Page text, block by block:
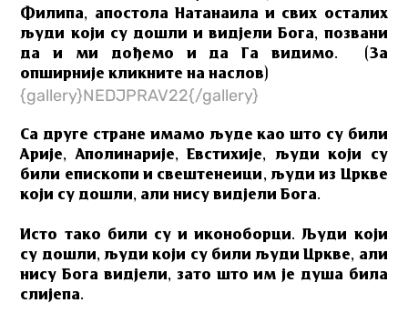
Филипа, апостола Натанаила и свих осталих
људи који су дошли и видјели Бога, позвани
да и ми дођемо и да Га видимо.
(За
опширније кликните на наслов)
{gallery}NEDJPRAV22{/gallery}
Са друге стране имамо људе као што су били
Арије, Аполинарије, Евстихије, људи који су
били епископи и свештенеици, људи из Цркве
који су дошли, али нису видјели Бога.
Исто тако били су и иконоборци. Људи који
су дошли, људи који су били људи Цркве, али
нису Бога видјели, зато што им је душа била
слијепа.